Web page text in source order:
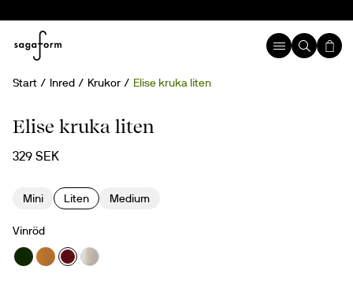
Start Inred Krukor Elise kruka liten
Elise kruka liten
329 SEK
Mini Liten Medium
Vinröd